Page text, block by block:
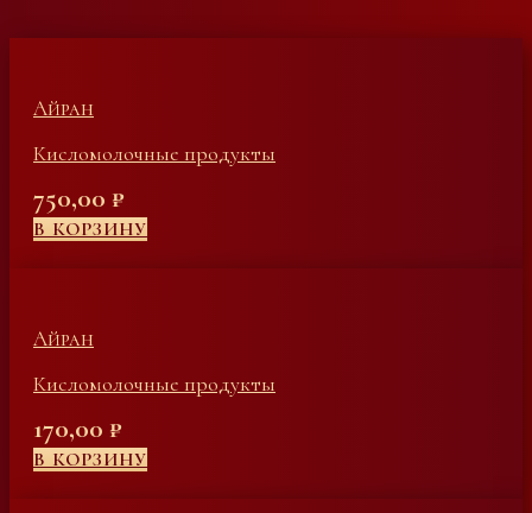
Айран
Кисломолочные продукты
750,00 ₽
В КОРЗИНУ
Айран
Кисломолочные продукты
170,00 ₽
В КОРЗИНУ